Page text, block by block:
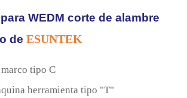
WEDM corte de alambre
de ESUNTEK
tipo C
herramienta tipo "T"